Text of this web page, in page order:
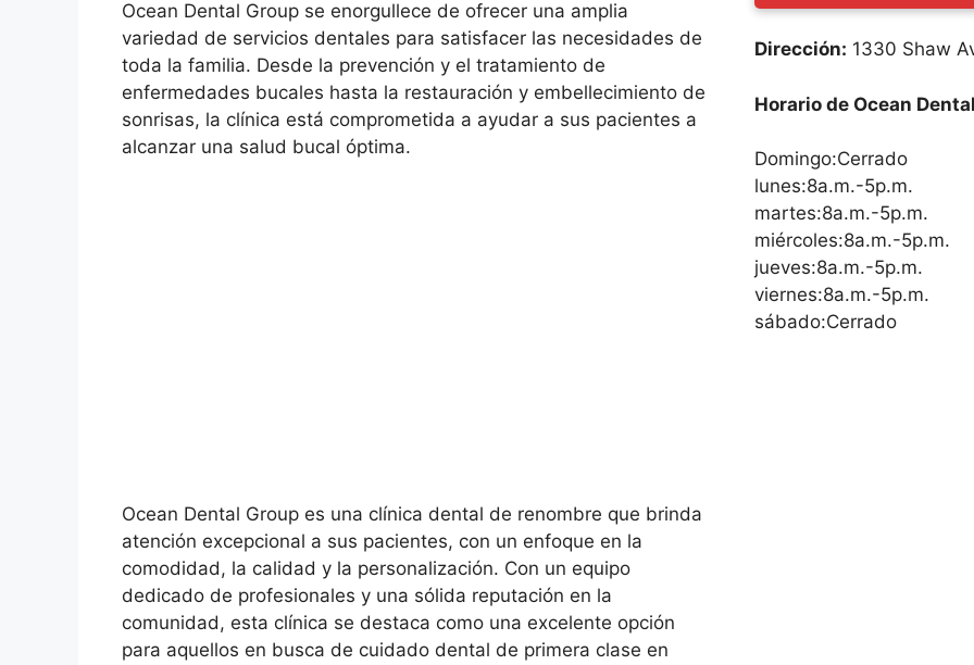
Ocean Dental Group se enorgullece de ofrecer una amplia
variedad de servicios dentales para satisfacer las necesidades de
toda la familia. Desde la prevención y el tratamiento de
enfermedades bucales hasta la restauración y embellecimiento de
sonrisas, la clínica está comprometida a ayudar a sus pacientes a
alcanzar una salud bucal óptima.
Ocean Dental Group es una clínica dental de renombre que brinda
atención excepcional a sus pacientes, con un enfoque en la
comodidad, la calidad y la personalización. Con un equipo
dedicado de profesionales y una sólida reputación en la
comunidad, esta clínica se destaca como una excelente opción
para aquellos en busca de cuidado dental de primera clase en
Dirección: 1330 Shaw
Horario de Ocean
Domingo:Cerrado
lunes:8a.m.-5p.m.
martes:8a.m.-5p.m.
miércoles:8a.m.-5p.m.
jueves:8a.m.-5p.m.
viernes:8a.m.-5p.m.
sábado:Cerrado